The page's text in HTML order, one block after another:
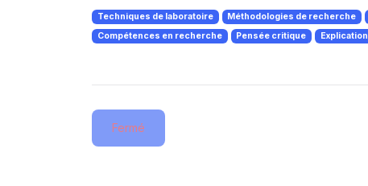
Techniques de laboratoire Méthodologies de recherche
Compétences en recherche
Pensée critique Explication
Fermé